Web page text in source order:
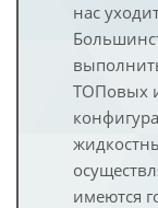
нас
ТОПовых
имеются